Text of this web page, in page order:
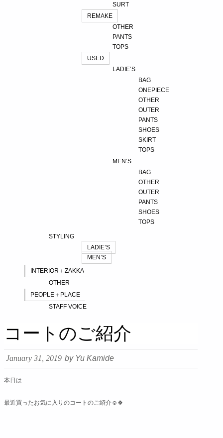
SURT
REMAKE
OTHER
PANTS
TOPS
USED
LADIE’S
BAG
ONEPIECE
OTHER
OUTER
PANTS
SHOES
SKIRT
TOPS
MEN’S
BAG
OTHER
OUTER
PANTS
SHOES
TOPS
STYLING
LADIE’S
MEN’S
INTERIOR＋ZAKKA
OTHER
PEOPLE＋PLACE
STAFF VOICE
コートのご紹介
January 31, 2019 by Yu Kamide
本日は
最近買ったお気に入りのコートのご紹介☺️🍀